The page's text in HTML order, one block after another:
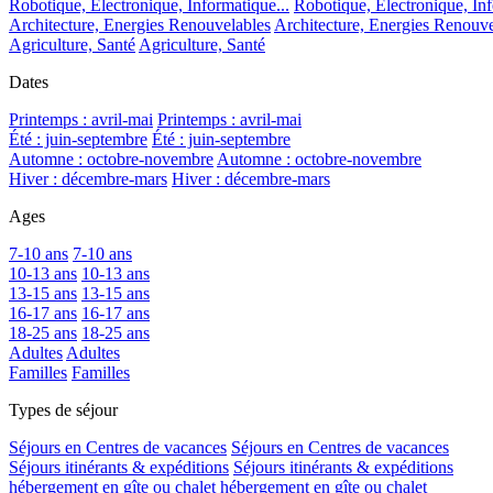
Robotique, Electronique, Informatique... Robotique, Electronique,
Architecture, Energies Renouvelables Architecture, Energies
Agriculture, Santé Agriculture, Santé
Dates
Printemps : avril-mai Printemps : avril-mai
Été : juin-septembre Été : juin-septembre
Automne : octobre-novembre Automne : octobre-novembre
Hiver : décembre-mars Hiver : décembre-mars
Ages
7-10 ans 7-10 ans
10-13 ans 10-13 ans
13-15 ans 13-15 ans
16-17 ans 16-17 ans
18-25 ans 18-25 ans
Adultes Adultes
Familles Familles
Types de séjour
Séjours en Centres de vacances Séjours en Centres de vacances
Séjours itinérants & expéditions Séjours itinérants & expéditions
hébergement en gîte ou chalet hébergement en gîte ou chalet